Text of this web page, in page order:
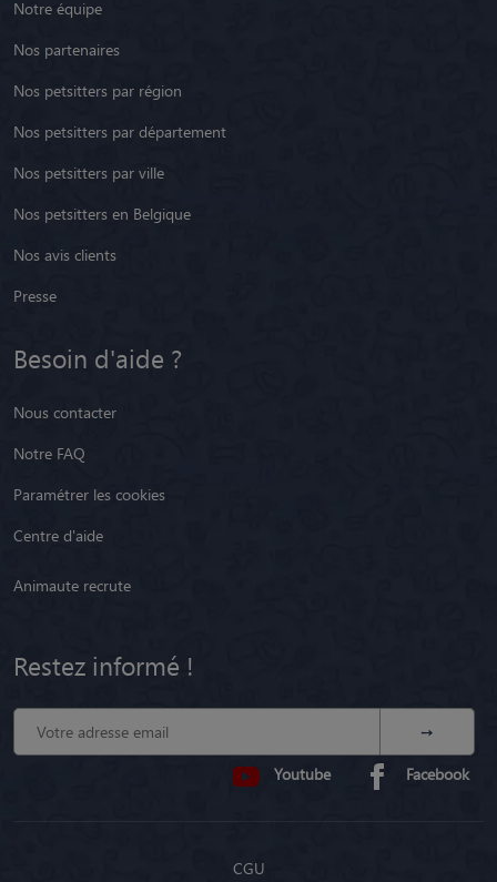
Notre équipe
Nos partenaires
Nos petsitters par région
Nos petsitters par département
Nos petsitters par ville
Nos petsitters en Belgique
Nos avis clients
Presse
Besoin d'aide ?
Nous contacter
Notre FAQ
Paramétrer les cookies
Centre d'aide
Animaute recrute
Restez informé !
Youtube Facebook
CGU